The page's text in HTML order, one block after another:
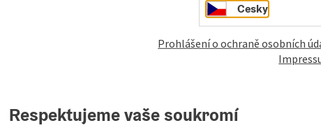
příjmení
nezávazná poptávka*
Cesky
Prohlášení o ochraně osobních
Respektujeme vaše soukromí